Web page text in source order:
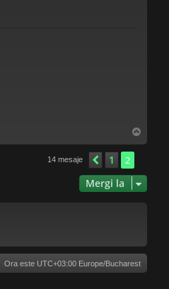
u
14 mesaje Anterior
1 2
Mergi la
Ora este UTC+03:00 Europe/Bucharest